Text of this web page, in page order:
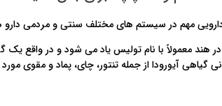
مهم در سیستم های مختلف سنتی و مردمی
هند معمولاً با نام تولیس یاد می شود و در